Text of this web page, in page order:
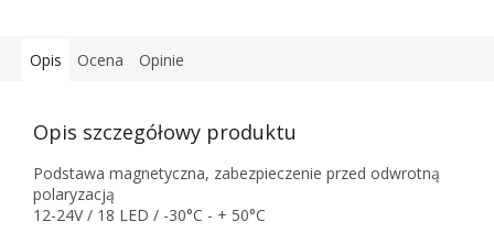
Opis Ocena Opinie
Opis szczegółowy produktu
Podstawa magnetyczna, zabezpieczenie przed odwrotną
polaryzacją
12-24V / 18 LED / -30°C - + 50°C